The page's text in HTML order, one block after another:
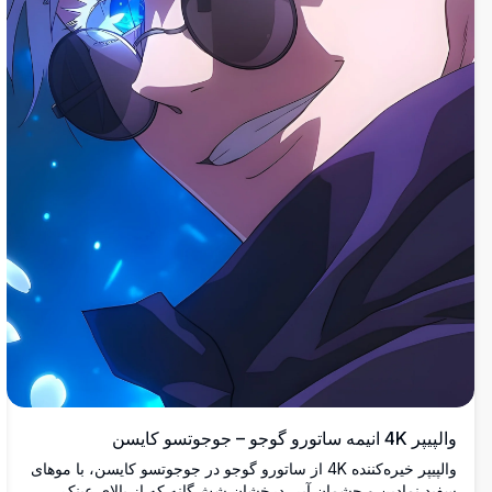
والپیپر 4K انیمه ساتورو گوجو – جوجوتسو کایسن
والپیپر خیره‌کننده 4K از ساتورو گوجو در جوجوتسو کایسن، با موهای